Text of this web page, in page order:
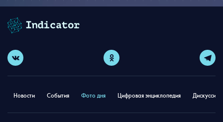
Новости События Фото дня Цифровая энциклопедия